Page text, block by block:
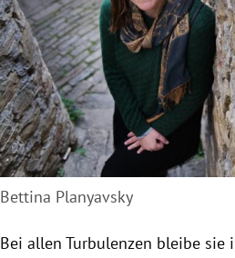
Bettina Planyavsky
Bei allen Turbulenzen bleibe sie